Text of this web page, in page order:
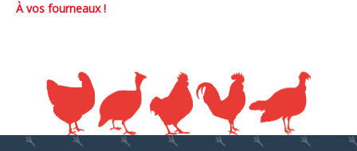
À vos fourneaux !